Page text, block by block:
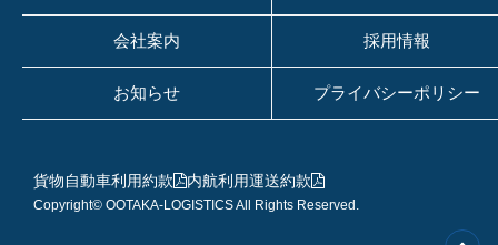
会社案内 採用情報
お知らせ プライバシーポリシー
貨物自動車利用約款 内航利用運送約款
Copyright© OOTAKA-LOGISTICS All Rights Reserved.